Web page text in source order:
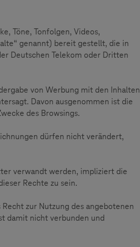
Töne, Tonfolgen, Videos,
genannt) bereit gestellt, die in
Deutschen Telekom oder Dritten
von Werbung mit den Inhalten
Davon ausgenommen ist die
des Browsings.
dürfen nicht verändert,
verwandt werden, impliziert die
Rechte zu sein.
zur Nutzung des angebotenen
damit nicht verbunden und